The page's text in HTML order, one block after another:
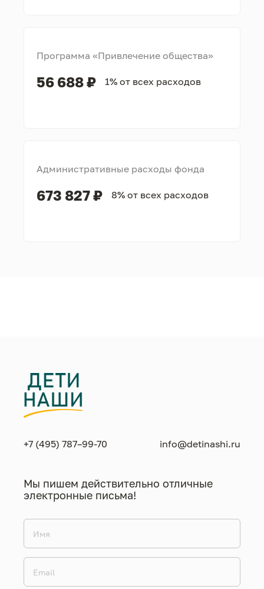
Программа «Привлечение общества»
56 688 ₽ 1% от всех расходов
Административные расходы фонда
673 827 ₽ 8% от всех расходов
+7 (495) 787–99-70 info@detinashi.ru
Мы пишем действительно отличные
электронные письма!